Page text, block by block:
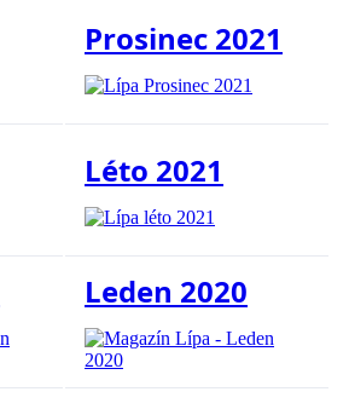
Prosinec 2021
Léto 2021
Leden 2020